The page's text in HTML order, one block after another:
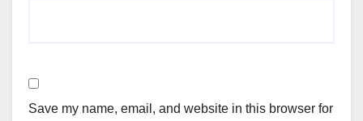
Save my name, email, and website in this browser for